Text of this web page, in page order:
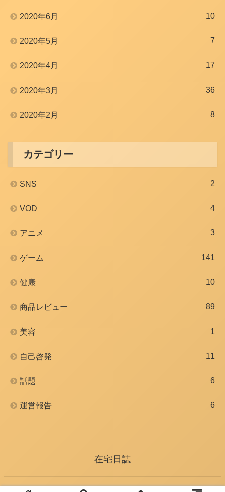
2020年6月 10
2020年5月 7
2020年4月 17
2020年3月 36
2020年2月 8
カテゴリー
SNS 2
VOD 4
アニメ 3
ゲーム 141
健康 10
商品レビュー 89
美容 1
自己啓発 11
話題 6
運営報告 6
在宅日誌